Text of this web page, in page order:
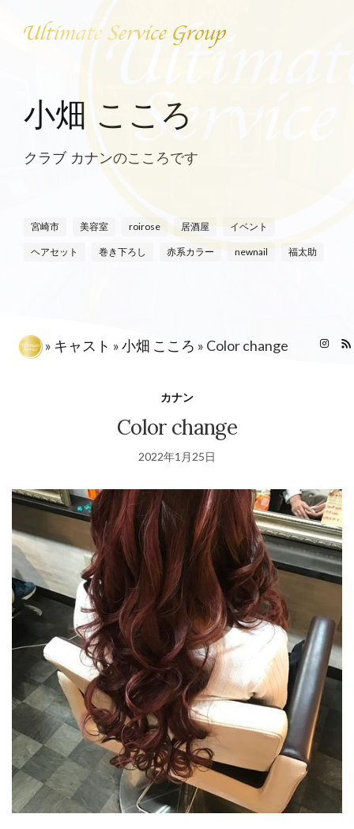
小畑 こころ
クラブ カナンのこころです
宮崎市 美容室 roirose 居酒屋 イベント
ヘアセット 巻き下ろし 赤系カラー newnail 福太助
» キャスト »小畑 こころ » Color change
カナン
Color change
2022年1月25日